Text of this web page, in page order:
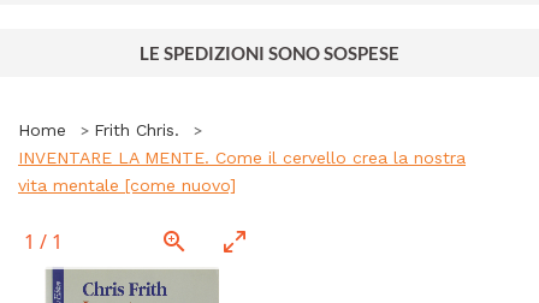
LE SPEDIZIONI SONO SOSPESE
Home
Frith Chris.
INVENTARE LA MENTE. Come il cervello crea la nostra
vita mentale [come nuovo]
1 / 1